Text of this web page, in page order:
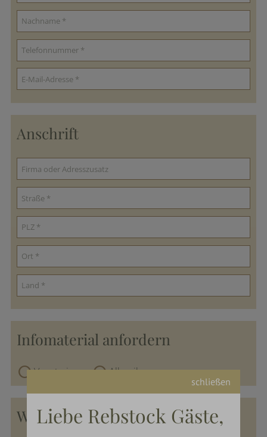
schließen
Liebe Rebstock Gäste,
Anschrift
Infomaterial anfordern
Vegetarier Allergiker
Wünsche